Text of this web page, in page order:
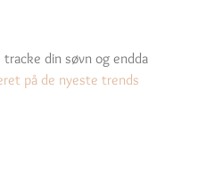
din søvn og endda
på de nyeste trends